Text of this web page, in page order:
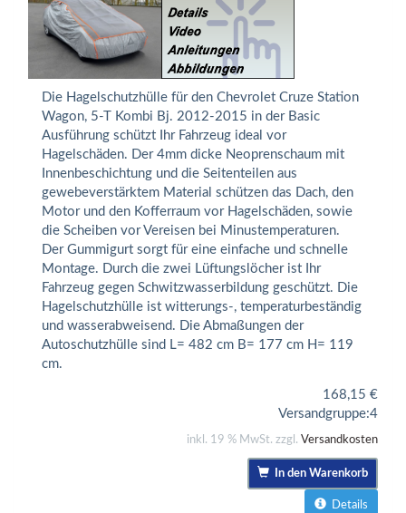
Die Hagelschutzhülle für den Chevrolet Cruze Station
Wagon, 5-T Kombi Bj. 2012-2015 in der Basic
Ausführung schützt Ihr Fahrzeug ideal vor
Hagelschäden. Der 4mm dicke Neoprenschaum mit
Innenbeschichtung und die Seitenteilen aus
gewebeverstärktem Material schützen das Dach, den
Motor und den Kofferraum vor Hagelschäden, sowie
die Scheiben vor Vereisen bei Minustemperaturen.
Der Gummigurt sorgt für eine einfache und schnelle
Montage. Durch die zwei Lüftungslöcher ist Ihr
Fahrzeug gegen Schwitzwasserbildung geschützt. Die
Hagelschutzhülle ist witterungs-, temperaturbeständig
und wasserabweisend. Die Abmaßungen der
Autoschutzhülle sind L= 482 cm B= 177 cm H= 119
cm.
168,15 €
Versandgruppe:4
inkl. 19 % MwSt. zzgl. Versandkosten
In den Warenkorb
Details